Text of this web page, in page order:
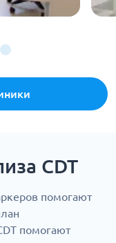
CDT
помогают
помогают